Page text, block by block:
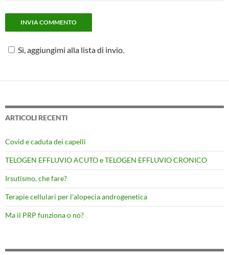
Sì, aggiungimi alla lista di invio.
ARTICOLI RECENTI
Covid e caduta dei capelli
TELOGEN EFFLUVIO ACUTO e TELOGEN EFFLUVIO CRONICO
Irsutismo, che fare?
Terapie cellulari per l’alopecia androgenetica
Ma il PRP funziona o no?